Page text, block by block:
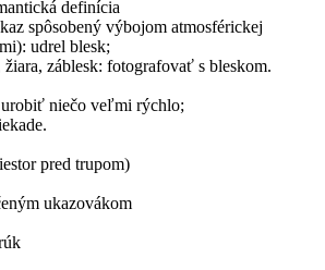
definícia
spôsobený výbojom atmosférickej
udrel blesk;
žiara, záblesk: fotografovať s bleskom.
urobiť niečo veľmi rýchlo;
pred trupom)
ukazovákom